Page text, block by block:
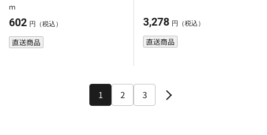
ｍ
602 円（税込）
直送商品
3,278 円（税込）
直送商品
1 2 3